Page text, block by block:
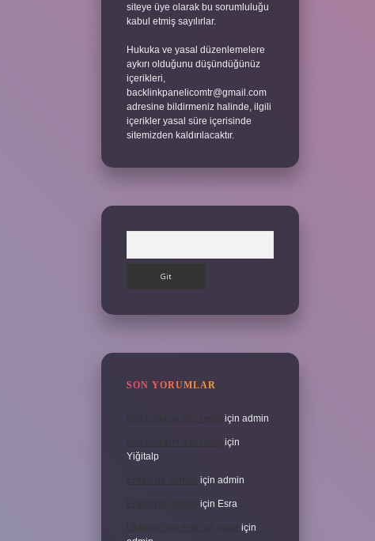
siteye üye olarak bu sorumluluğu
kabul etmiş sayılırlar.
Hukuka ve yasal düzenlemelere
aykırı olduğunu düşündüğünüz
içerikleri,
backlinkpanelicomtr@gmail.com
adresine bildirmeniz halinde, ilgili
içerikler yasal süre içerisinde
sitemizden kaldırılacaktır.
SON YORUMLAR
İran halkının dini nedir için admin
İran halkının dini nedir için
Yiğitalp
Erbah ne demek için admin
Erbah ne demek için Esra
Ukrayna’nın eski adı nedir için